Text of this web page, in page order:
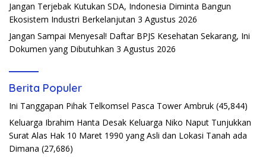
Jangan Terjebak Kutukan SDA, Indonesia Diminta Bangun
Ekosistem Industri Berkelanjutan 3 Agustus 2026
Jangan Sampai Menyesal! Daftar BPJS Kesehatan Sekarang, Ini
Dokumen yang Dibutuhkan 3 Agustus 2026
Berita Populer
Ini Tanggapan Pihak Telkomsel Pasca Tower Ambruk (45,844)
Keluarga Ibrahim Hanta Desak Keluarga Niko Naput Tunjukkan
Surat Alas Hak 10 Maret 1990 yang Asli dan Lokasi Tanah ada
Dimana (27,686)